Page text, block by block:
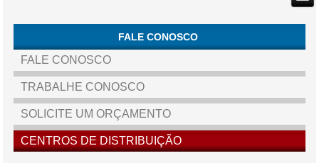
FALE CONOSCO
FALE CONOSCO
TRABALHE CONOSCO
SOLICITE UM ORÇAMENTO
CENTROS DE DISTRIBUIÇÃO